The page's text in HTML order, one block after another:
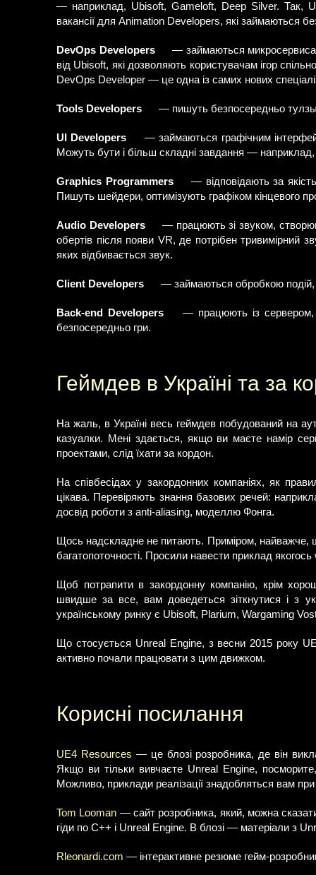
— наприклад, Ubisoft, Gameloft, Deep Silver. Так,
вакансії для Animation Developers, які займаються
DevOps Developers
— займаються
від Ubisoft, які дозволяють користувачам ігор
DevOps Developer — це одна із самих нових
Tools Developers — пишуть безпосередньо
UI Developers
— займаються графічним
Можуть бути і більш складні завдання — наприклад,
Graphics Programmers
— відповідають за
Пишуть шейдери, оптимізують графіком кінцевого
Audio Developers
— працюють зі звуком,
обертів після появи VR, де потрібен тривимірний
яких відбивається звук.
Client Developers — займаються обробкою
Back-end Developers
— працюють із сервером,
безпосередньо гри.
Геймдев в Україні та за
На жаль, в Україні весь геймдев побудований на
казуалки. Мені здається, якщо ви маєте намір
проектами, слід їхати за кордон.
На співбесідах у закордонних компаніях, як
цікава. Перевіряють знання базових речей:
досвід роботи з anti-aliasing, моделлю Фонга.
Щось надскладне не питають. Приміром, найважче,
багатопоточності. Просили навести приклад
Щоб потрапити в закордонну компанію, крім
швидше за все, вам доведеться зіткнутися і з
українському ринку є Ubisoft, Plarium, Wargaming
Що стосується Unreal Engine, з весни 2015 року
активно почали працювати з цим движком.
Корисні посилання
UE4 Resources — це блозі розробника, де він
Якщо ви тільки вивчаєте Unreal Engine,
Можливо, приклади реалізації знадобляться вам
Tom Looman — сайт розробника, який, можна
гіди по C++ і Unreal Engine. В блозі — матеріали з
Rleonardi.com — інтерактивне резюме гейм-